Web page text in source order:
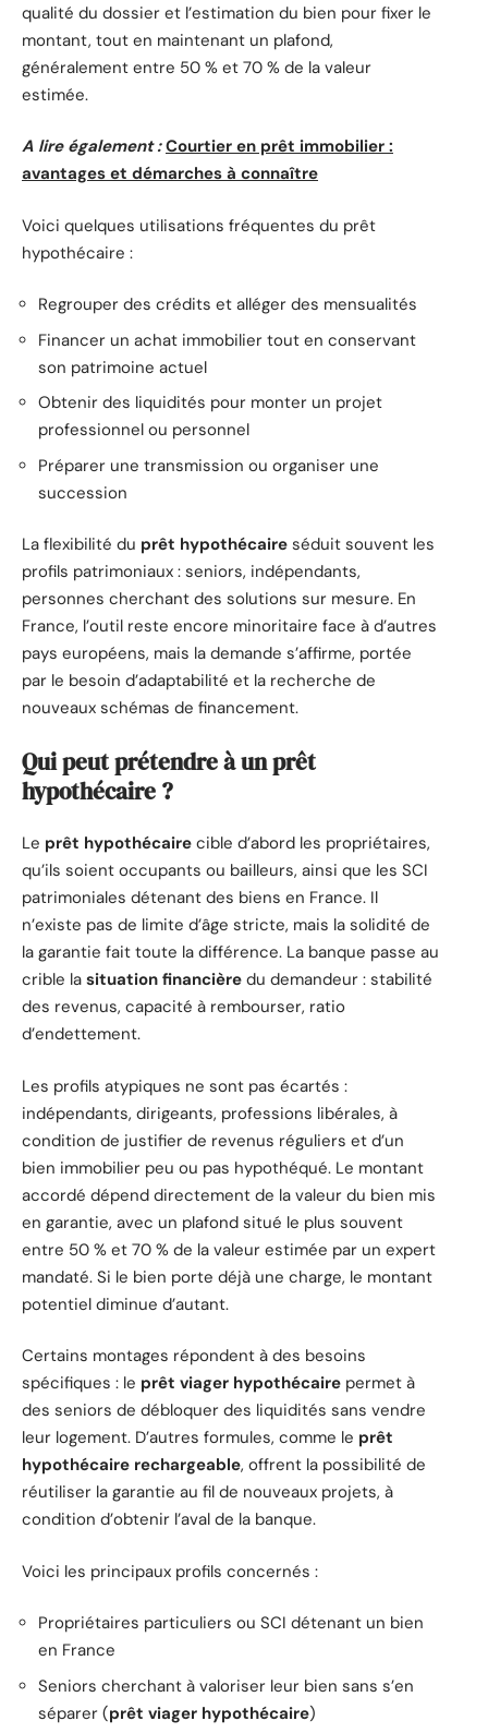
qualité du dossier et l’estimation du bien pour fixer le
montant, tout en maintenant un plafond,
généralement entre 50 % et 70 % de la valeur
estimée.
A lire également : Courtier en prêt immobilier :
avantages et démarches à connaître
Voici quelques utilisations fréquentes du prêt
hypothécaire :
Regrouper des crédits et alléger des mensualités
Financer un achat immobilier tout en conservant
son patrimoine actuel
Obtenir des liquidités pour monter un projet
professionnel ou personnel
Préparer une transmission ou organiser une
succession
La flexibilité du prêt hypothécaire séduit souvent les
profils patrimoniaux : seniors, indépendants,
personnes cherchant des solutions sur mesure. En
France, l’outil reste encore minoritaire face à d’autres
pays européens, mais la demande s’affirme, portée
par le besoin d’adaptabilité et la recherche de
nouveaux schémas de financement.
Qui peut prétendre à un prêt
hypothécaire ?
Le prêt hypothécaire cible d’abord les propriétaires,
qu’ils soient occupants ou bailleurs, ainsi que les SCI
patrimoniales détenant des biens en France. Il
n’existe pas de limite d’âge stricte, mais la solidité de
la garantie fait toute la différence. La banque passe au
crible la situation financière du demandeur : stabilité
des revenus, capacité à rembourser, ratio
d’endettement.
Les profils atypiques ne sont pas écartés :
indépendants, dirigeants, professions libérales, à
condition de justifier de revenus réguliers et d’un
bien immobilier peu ou pas hypothéqué. Le montant
accordé dépend directement de la valeur du bien mis
en garantie, avec un plafond situé le plus souvent
entre 50 % et 70 % de la valeur estimée par un expert
mandaté. Si le bien porte déjà une charge, le montant
potentiel diminue d’autant.
Certains montages répondent à des besoins
spécifiques : le prêt viager hypothécaire permet à
des seniors de débloquer des liquidités sans vendre
leur logement. D’autres formules, comme le prêt
hypothécaire rechargeable, offrent la possibilité de
réutiliser la garantie au fil de nouveaux projets, à
condition d’obtenir l’aval de la banque.
Voici les principaux profils concernés :
Propriétaires particuliers ou SCI détenant un bien
en France
Seniors cherchant à valoriser leur bien sans s’en
séparer (prêt viager hypothécaire)